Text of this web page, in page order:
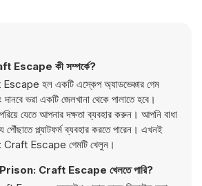
কী সম্পর্কে?
হল একটি এস্কেপ অ্যাডভেঞ্চার গেম
ভরা একটি জেলখানা থেকে পালাতে হবে।
যেতে আপনার দক্ষতা ব্যবহার করুন। আপনি বাধা
প্ল্যাটফর্ম ব্যবহার করতে পারেন। এখনই
Escape গেমটি খেলুন।
Prison: Craft Escape খেলতে পারি?